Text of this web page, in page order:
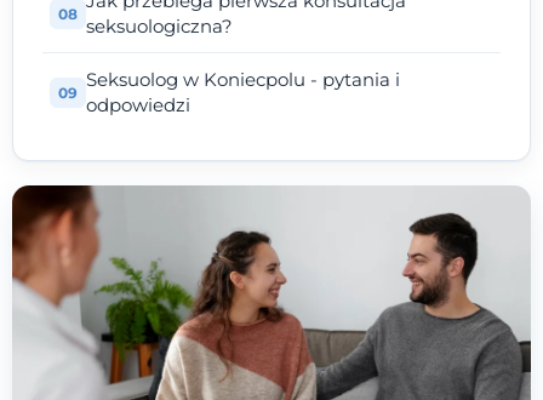
seksuologiczna?
Seksuolog w Koniecpolu - pytania i
odpowiedzi